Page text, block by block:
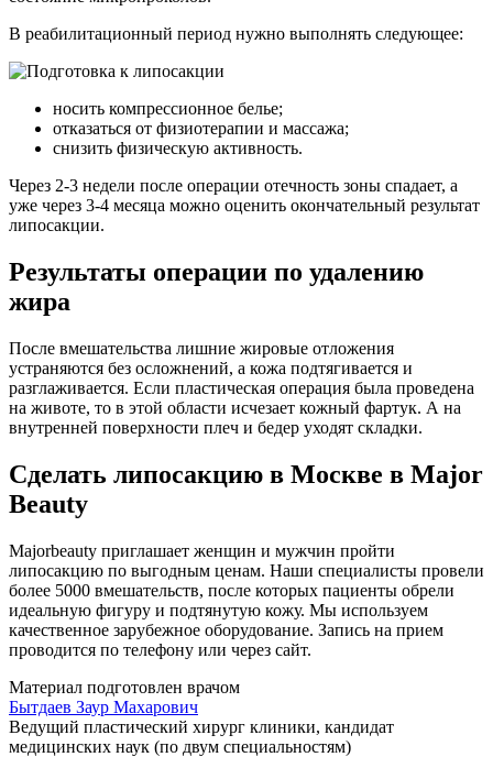
В реабилитационный период нужно выполнять следующее:
носить компрессионное белье;
отказаться от физиотерапии и массажа;
снизить физическую активность.
Через 2-3 недели после операции отечность зоны спадает, а
уже через 3-4 месяца можно оценить окончательный результат
липосакции.
Результаты операции по удалению
жира
После вмешательства лишние жировые отложения
устраняются без осложнений, а кожа подтягивается и
разглаживается. Если пластическая операция была проведена
на животе, то в этой области исчезает кожный фартук. А на
внутренней поверхности плеч и бедер уходят складки.
Сделать липосакцию в Москве в Major
Beauty
Majorbeauty приглашает женщин и мужчин пройти
липосакцию по выгодным ценам. Наши специалисты провели
более 5000 вмешательств, после которых пациенты обрели
идеальную фигуру и подтянутую кожу. Мы используем
качественное зарубежное оборудование. Запись на прием
проводится по телефону или через сайт.
Материал подготовлен врачом
Бытдаев Заур Махарович
Ведущий пластический хирург клиники, кандидат
медицинских наук (по двум специальностям)